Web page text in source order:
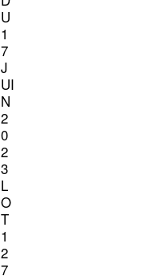
U
1
7
J
UI
N
2
0
2
3
L
O
T
1
2
7